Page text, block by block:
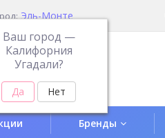
Эль-Монте
Ваш город —
Калифорния
Угадали?
Бренды